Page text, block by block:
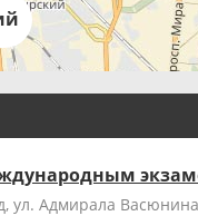
ул. Адмирала